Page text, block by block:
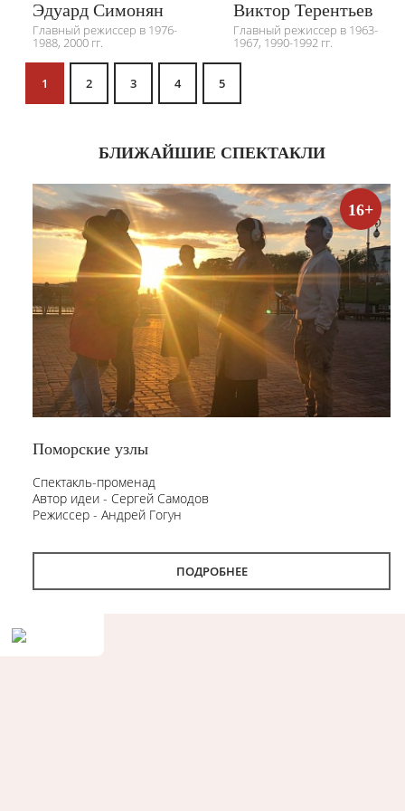
Эдуард Симонян
Главный режиссер в 1976-
1988, 2000 гг.
Виктор Терентьев
Главный режиссер в 1963-
1967, 1990-1992 гг.
1 2 3 4 5
БЛИЖАЙШИЕ СПЕКТАКЛИ
16+
Поморские узлы
Спектакль-променад
Автор идеи - Сергей Самодов
Режиссер - Андрей Гогун
- 1 час.
ПОДРОБНЕЕ